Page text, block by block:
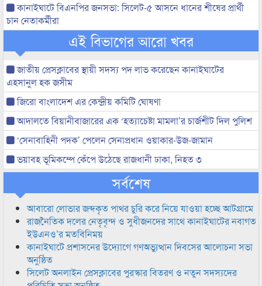
কানাইঘাটে বিএনপির জনসভা: সিলেট-৫ আসনে ধানের শীষের প্রার্থী
চান নেতাকর্মীরা
এই বিভাগের আরো খবর
জাতীয় প্রেসক্লাবের স্থায়ী সদস্য পদ লাভ করেছেন কানাইঘাটের
এহসানুল হক জসীম
জিরো বাংলাদেশ এর কেন্দ্রীয় কমিটি ঘোষণা
আদালতে বিয়ানীবাজারের এক ‘হত্যাচেষ্টা মামলা’র চার্জশীট দিল পুলিশ
‘সেনাবাহিনী পদক’ পেলেন সেনাপ্রধান ওয়াকার-উজ-জামান
ভয়াবহ ভূমিকম্পে কেঁপে উঠেছে রাজধানী ঢাকা, নিহত ৩
সর্বশেষ
আবারো লোভার জব্দকৃত পাথর চুরি করে নিয়ে যাওয়া হচ্ছে আটগ্রামে
রাজনৈতিক দলের নেতৃবৃন্দ ও সুধীজনদের সাথে কানাইঘাটের নবাগত
ইউএনও’র মতবিনিময়
কানাইঘাটে প্রশাসনের উদ্যোগে গণঅভ্যুত্থান দিবসের আলোচনা সভা
অনুষ্ঠিত
সিলেট অনলাইন প্রেসক্লাবের পুরস্কার বিতরণ ও নতুন সদস্যদের